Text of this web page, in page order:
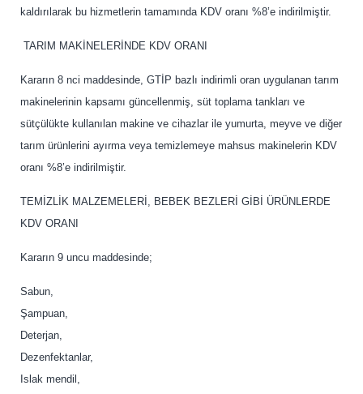
kaldırılarak bu hizmetlerin tamamında KDV oranı %8’e indirilmiştir.
TARIM MAKİNELERİNDE KDV ORANI
Kararın 8 nci maddesinde, GTİP bazlı indirimli oran uygulanan tarım
makinelerinin kapsamı güncellenmiş, süt toplama tankları ve
sütçülükte kullanılan makine ve cihazlar ile yumurta, meyve ve diğer
tarım ürünlerini ayırma veya temizlemeye mahsus makinelerin KDV
oranı %8’e indirilmiştir.
TEMİZLİK MALZEMELERİ, BEBEK BEZLERİ GİBİ ÜRÜNLERDE
KDV ORANI
Kararın 9 uncu maddesinde;
Sabun,
Şampuan,
Deterjan,
Dezenfektanlar,
Islak mendil,